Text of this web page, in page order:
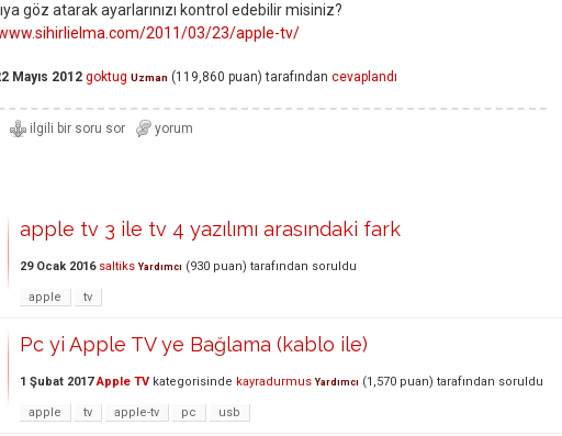
göz atarak ayarlarınızı kontrol edebilir misiniz?
2011/03/23/apple-tv/
Mayıs 2012 goktug Uzman (119,860 puan) tarafından cevaplandı
apple tv 3 ile tv 4 yazılımı arasındaki fark
29 Ocak 2016 saltiks Yardımcı (930 puan) tarafından soruldu
apple tv
Pc yi Apple TV ye Bağlama (kablo ile)
1 Şubat 2017 Apple TV kategorisinde kayradurmus Yardımcı (1,570 puan) tarafından soruldu
apple tv apple-tv pc usb